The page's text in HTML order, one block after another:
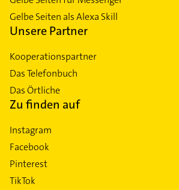
Gelbe Seiten als Alexa Skill
Unsere Partner
Kooperationspartner
Das Telefonbuch
Das Örtliche
Zu finden auf
Instagram
Facebook
Pinterest
TikTok